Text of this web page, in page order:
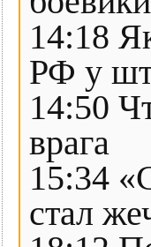
14:18
РФ у
14:50
врага
15:34
стал